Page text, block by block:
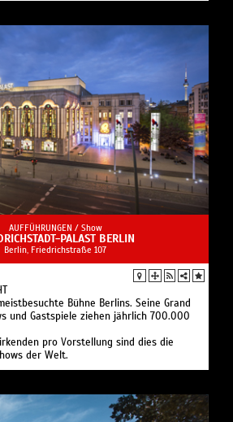
AUFFÜHRUNGEN / Show
PALAST BERLIN
Berlin, Friedrichstraße 107
Bühne Berlins. Seine Grand
und Gastspiele ziehen jährlich 700.000
pro Vorstellung sind dies die
der Welt.